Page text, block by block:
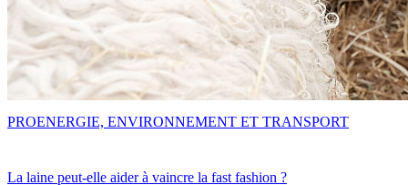
La laine peut-elle aider à vaincre la fast fashion ?
PROENERGIE, ENVIRONNEMENT ET TRANSPORT